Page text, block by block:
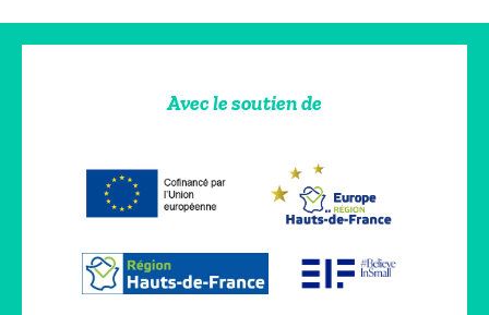
Avec le soutien de